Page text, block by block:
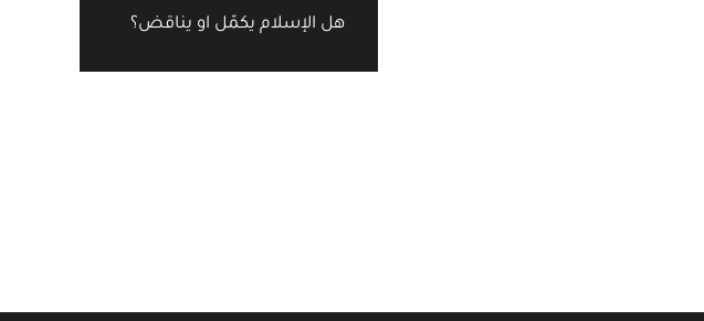
هل الإسلام يكمّل او يناقض؟